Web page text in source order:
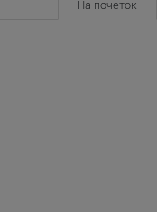
На почеток